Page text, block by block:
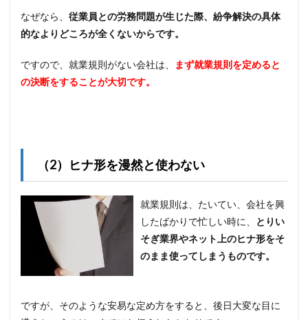
なぜなら、 従業員との労務問題が生じた際、紛争解決の具体
的なよりどころが全くないからです。
ですので、就業規則がない会社は、
まず就業規則を定めると
の決断をすることが大切です。
（2）ヒナ形を漫然と使わない
就業規則は、たいてい、会社を興
したばかりで忙しい時に、
とりい
そぎ業界やネット上のヒナ形をそ
のまま使ってしまうものです。
ですが、そのような安易な定め方をすると、後日大変な目に